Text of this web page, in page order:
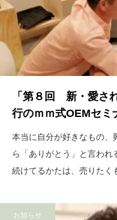
「第８回 新・愛さ
行のｍｍ式OEMセミ
本当に自分が好きなもの、
ら「ありがとう」と言わ
続けてるかたは、売りたく
お知らせ